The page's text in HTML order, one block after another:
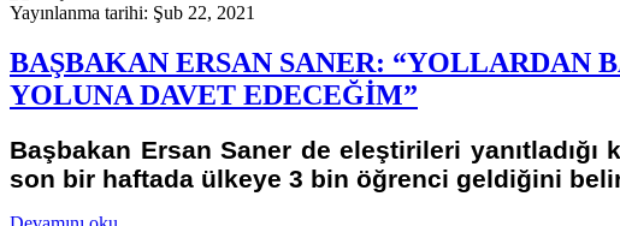
Yayınlanma tarihi: Şub 22, 2021
BAŞBAKAN ERSAN SANER:
YOLUNA DAVET EDECEĞİM”
Başbakan Ersan Saner de eleştirileri
son bir haftada ülkeye 3 bin öğrenci geldiğini